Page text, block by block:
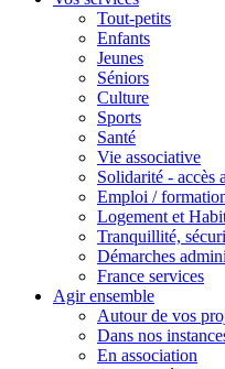
Tout-petits
Enfants
Jeunes
Séniors
Culture
Sports
Santé
Vie associative
Solidarité - accès
Emploi /
Logement et
Tranquillité,
Démarches
France services
Agir ensemble
Autour de vos
Dans nos
En association